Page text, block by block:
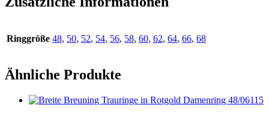
Menge
Ringgröße 48, 50, 52, 54, 56, 58, 60, 62, 64, 66, 68
Ähnliche Produkte